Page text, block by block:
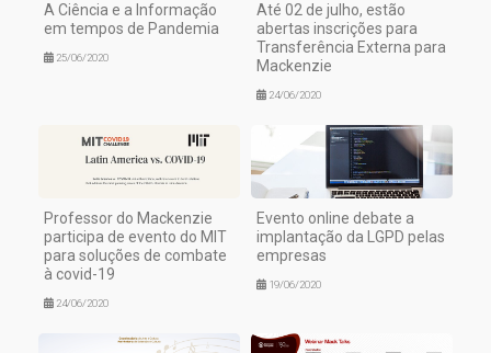
A Ciência e a Informação
em tempos de Pandemia
25/06/2020
Até 02 de julho, estão
abertas inscrições para
Transferência Externa para
Mackenzie
24/06/2020
Professor do Mackenzie
participa de evento do MIT
para soluções de combate
à covid-19
24/06/2020
Evento online debate a
implantação da LGPD pelas
empresas
19/06/2020